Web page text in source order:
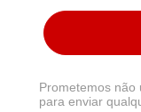
Prometemos não
para enviar